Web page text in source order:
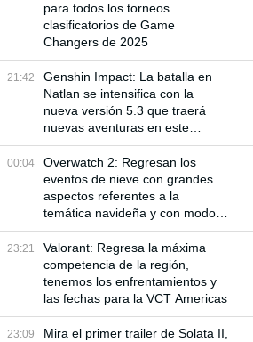
para todos los torneos
clasificatorios de Game
Changers de 2025
21:42
Genshin Impact: La batalla en
Natlan se intensifica con la
nueva versión 5.3 que traerá
nuevas aventuras en este
mundo
00:04
Overwatch 2: Regresan los
eventos de nieve con grandes
aspectos referentes a la
temática navideña y con modos
de juego especiales
23:21
Valorant: Regresa la máxima
competencia de la región,
tenemos los enfrentamientos y
las fechas para la VCT Americas
23:09
Mira el primer trailer de Solata II,